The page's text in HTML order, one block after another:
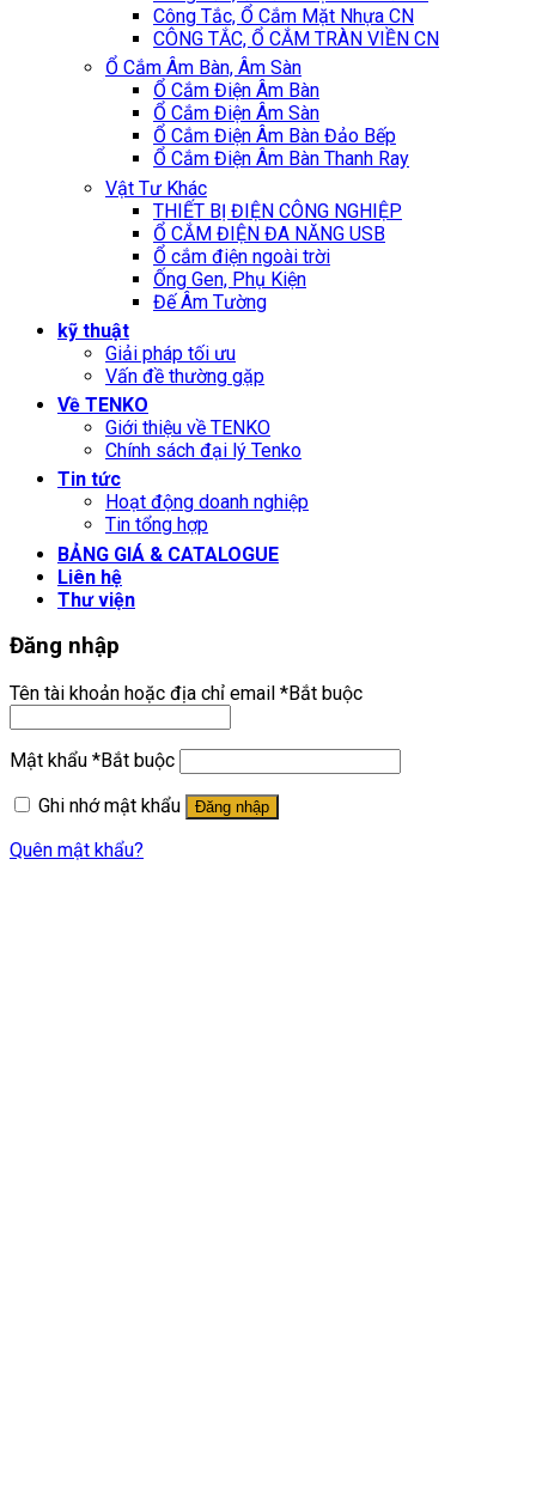
Công Tắc, Ổ Cắm Mặt Nhựa CN
CÔNG TẮC, Ổ CẮM TRÀN VIỀN CN
Ổ Cắm Âm Bàn, Âm Sàn
Ổ Cắm Điện Âm Bàn
Ổ Cắm Điện Âm Sàn
Ổ Cắm Điện Âm Bàn Đảo Bếp
Ổ Cắm Điện Âm Bàn Thanh Ray
Vật Tư Khác
THIẾT BỊ ĐIỆN CÔNG NGHIỆP
Ổ CẮM ĐIỆN ĐA NĂNG USB
Ổ cắm điện ngoài trời
Ống Gen, Phụ Kiện
Đế Âm Tường
kỹ thuật
Giải pháp tối ưu
Vấn đề thường gặp
Về TENKO
Giới thiệu về TENKO
Chính sách đại lý Tenko
Tin tức
Hoạt động doanh nghiệp
Tin tổng hợp
BẢNG GIÁ & CATALOGUE
Liên hệ
Thư viện
Đăng nhập
Tên tài khoản hoặc địa chỉ email *Bắt buộc
Mật khẩu *Bắt buộc
Ghi nhớ mật khẩu
Đăng nhập
Quên mật khẩu?